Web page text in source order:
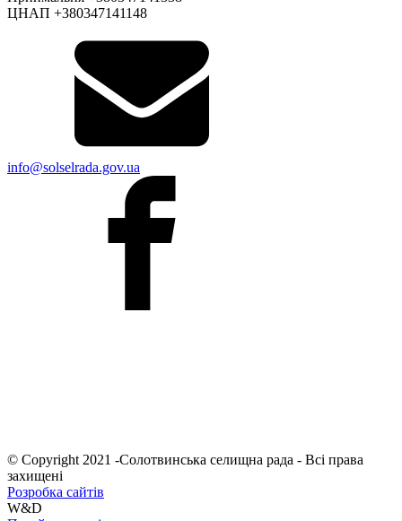
ЦНАП +380347141148
info@solselrada.gov.ua
© Copyright 2021 -Солотвинська селищна рада - Всі права
захищені
Розробка сайтів
W&D